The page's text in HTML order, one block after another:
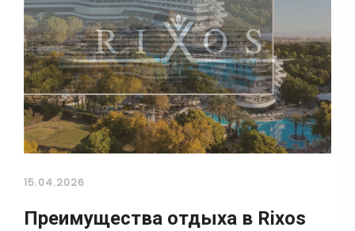
15.04.2026
Преимущества отдыха в Rixos